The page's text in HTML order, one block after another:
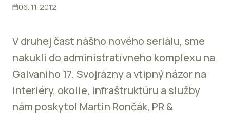
06. 11. 2012
V druhej čast nášho nového seriálu, sme
nakukli do administratívneho komplexu na
Galvaniho 17. Svojrázny a vtipný názor na
interiéry, okolie, infraštruktúru a služby
nám poskytol Martin Rončák, PR &